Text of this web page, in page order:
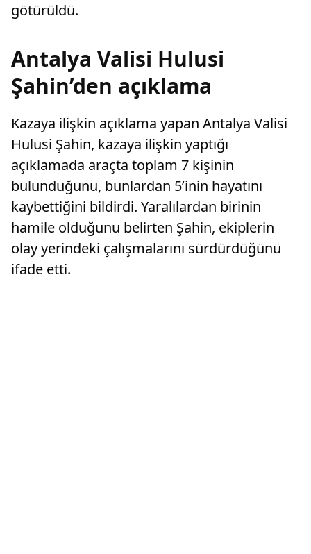
götürüldü.
Antalya Valisi Hulusi
Şahin’den açıklama
Kazaya ilişkin açıklama yapan Antalya Valisi
Hulusi Şahin, kazaya ilişkin yaptığı
açıklamada araçta toplam 7 kişinin
bulunduğunu, bunlardan 5’inin hayatını
kaybettiğini bildirdi. Yaralılardan birinin
hamile olduğunu belirten Şahin, ekiplerin
olay yerindeki çalışmalarını sürdürdüğünü
ifade etti.